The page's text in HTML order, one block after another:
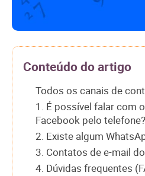
Conteúdo do artigo
Todos os canais de
1. É possível falar com
Facebook pelo telefone?
2. Existe algum
3. Contatos de e-mail
4. Dúvidas frequentes